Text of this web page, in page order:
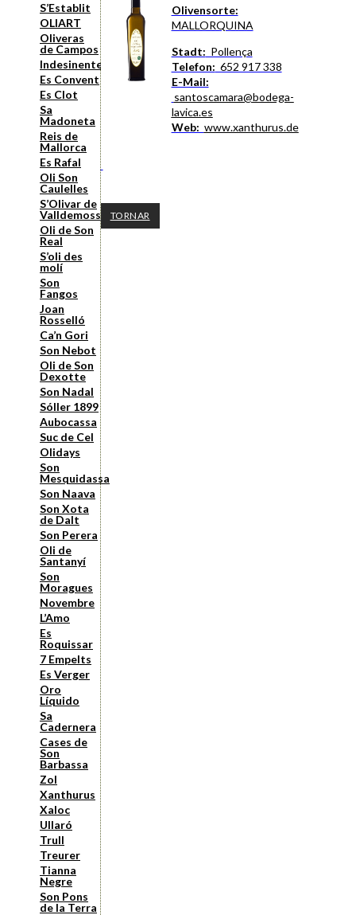
S’Establit
OLIART
Oliveras
de Campos
Indesinenter
Es Convent
Es Clot
Sa
Madoneta
Reis de
Mallorca
Es Rafal
Oli Son
Caulelles
S’Olivar de
Valldemossa
Oli de Son
Real
S’oli des
molí
Son
Fangos
Joan
Rosselló
Ca’n Gori
Son Nebot
Oli de Son
Dexotte
Son Nadal
Sóller 1899
Aubocassa
Suc de Cel
Olidays
Son
Mesquidassa
Son Naava
Son Xota
de Dalt
Son Perera
Oli de
Santanyí
Son
Moragues
Novembre
L’Amo
Es
Roquissar
7 Empelts
Es Verger
Oro
Líquido
Sa
Cadernera
Cases de
Son
Barbassa
Zol
Xanthurus
Xaloc
Ullaró
Trull
Treurer
Tianna
Negre
Son Pons
de la Terra
Olivensorte:
MALLORQUINA
Stadt: Pollença
Telefon: 652 917 338
E-Mail:
santoscamara@bodega-
lavica.es
Web: www.xanthurus.de
TORNAR